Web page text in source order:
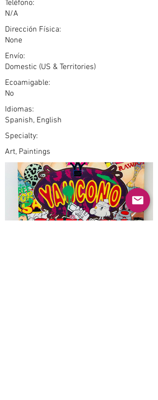
Teléfono:
N/A
Dirección Física:
None
Envío:
Domestic (US & Territories)
Ecoamigable:
No
Idiomas:
Spanish, English
Specialty:
Art, Paintings